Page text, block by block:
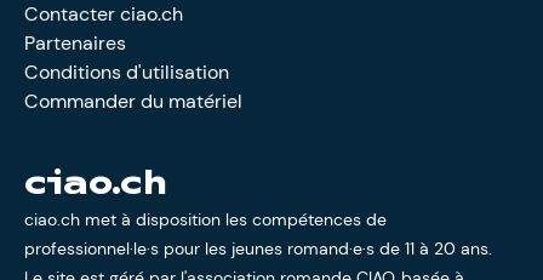
Contacter ciao.ch
Partenaires
Conditions d'utilisation
Commander du matériel
ciao.ch
ciao.ch met à disposition les compétences de
professionnel·le·s pour les jeunes romand·e·s de 11 à 20 ans.